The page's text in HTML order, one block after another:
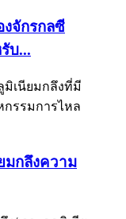
จักรกลซี
บ...
มกลึงความ